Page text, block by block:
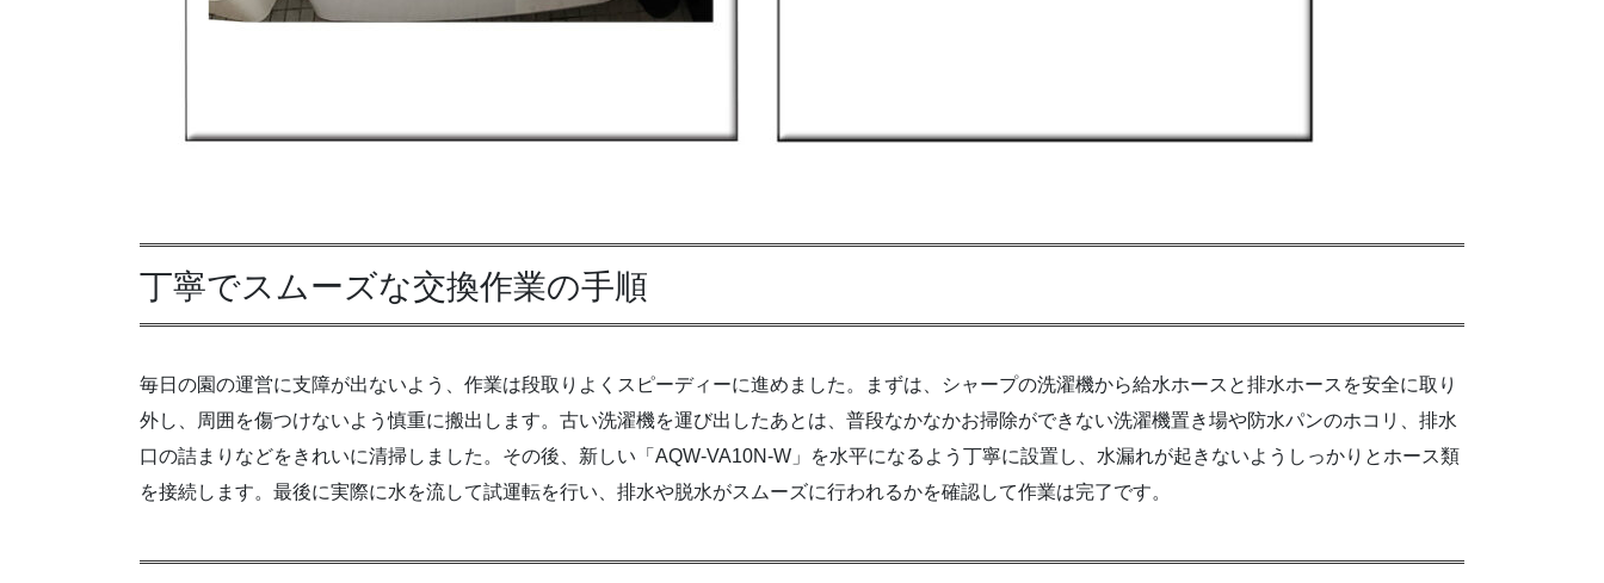
丁寧でスムーズな交換作業の手順
毎日の園の運営に支障が出ないよう、作業は段取りよくスピーディーに進めました。まずは、シャープの洗濯機から給水ホースと排水ホースを安全に取り
外し、周囲を傷つけないよう慎重に搬出します。古い洗濯機を運び出したあとは、普段なかなかお掃除ができない洗濯機置き場や防水パンのホコリ、排水
口の詰まりなどをきれいに清掃しました。その後、新しい「AQW-VA10N-W」を水平になるよう丁寧に設置し、水漏れが起きないようしっかりとホース類
を接続します。最後に実際に水を流して試運転を行い、排水や脱水がスムーズに行われるかを確認して作業は完了です。